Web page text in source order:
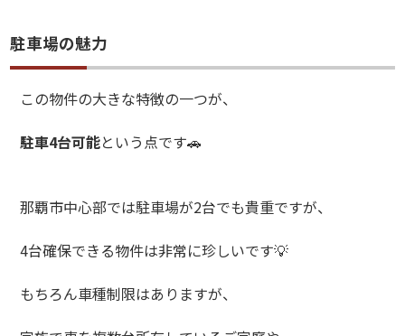
駐車場の魅力
この物件の大きな特徴の一つが、
駐車4台可能という点です🚗
那覇市中心部では駐車場が2台でも貴重ですが、
4台確保できる物件は非常に珍しいです💡
もちろん車種制限はありますが、